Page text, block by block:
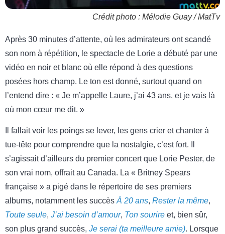
Crédit photo : Mélodie Guay / MatTv
Après 30 minutes d’attente, où les admirateurs ont scandé
son nom à répétition, le spectacle de Lorie a débuté par une
vidéo en noir et blanc où elle répond à des questions
posées hors champ. Le ton est donné, surtout quand on
l’entend dire : « Je m’appelle Laure, j’ai 43 ans, et je vais là
où mon cœur me dit. »
Il fallait voir les poings se lever, les gens crier et chanter à
tue-tête pour comprendre que la nostalgie, c’est fort. Il
s’agissait d’ailleurs du premier concert que Lorie Pester, de
son vrai nom, offrait au Canada. La « Britney Spears
française » a pigé dans le répertoire de ses premiers
albums, notamment les succèsÀ 20 ans, Rester la même,
Toute seule, J’ai besoin d’amour, Ton sourire et, bien sûr,
son plus grand succès, Je serai (ta meilleure amie). Lorsque